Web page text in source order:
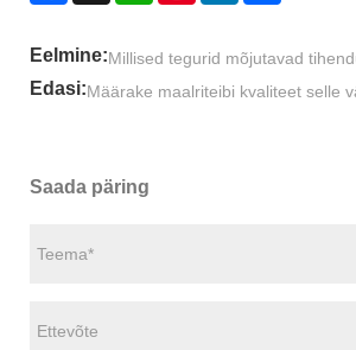
Eelmine:Millised tegurid mõjutavad
Edasi:Määrake maalriteibi kvaliteet selle
Saada päring